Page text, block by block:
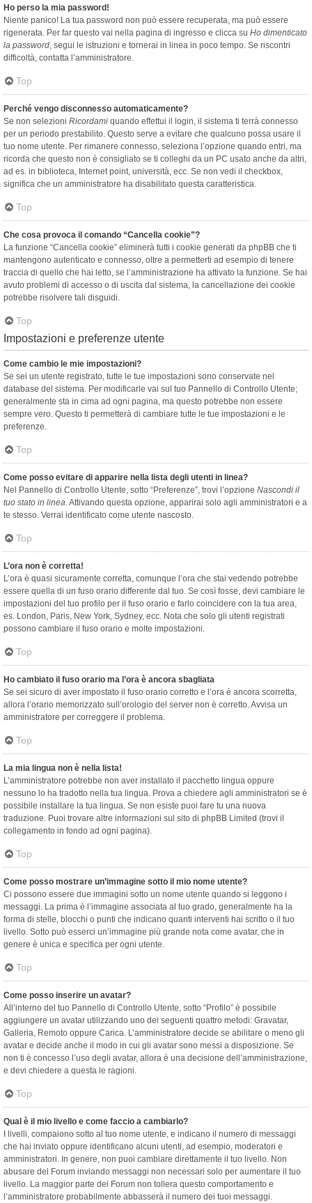
Ho perso la mia password!
Niente panico! La tua password non può essere recuperata, ma può essere
rigenerata. Per far questo vai nella pagina di ingresso e clicca su Ho dimenticato
la password, segui le istruzioni e tornerai in linea in poco tempo. Se riscontri
difficoltà, contatta l’amministratore.
Top
Perché vengo disconnesso automaticamente?
Se non selezioni Ricordami quando effettui il login, il sistema ti terrà connesso
per un periodo prestabilito. Questo serve a evitare che qualcuno possa usare il
tuo nome utente. Per rimanere connesso, seleziona l’opzione quando entri, ma
ricorda che questo non è consigliato se ti colleghi da un PC usato anche da altri,
ad es. in biblioteca, Internet point, università, ecc. Se non vedi il checkbox,
significa che un amministratore ha disabilitato questa caratteristica.
Top
Che cosa provoca il comando “Cancella cookie”?
La funzione “Cancella cookie” eliminerà tutti i cookie generati da phpBB che ti
mantengono autenticato e connesso, oltre a permetterti ad esempio di tenere
traccia di quello che hai letto, se l’amministrazione ha attivato la funzione. Se hai
avuto problemi di accesso o di uscita dal sistema, la cancellazione dei cookie
potrebbe risolvere tali disguidi.
Top
Impostazioni e preferenze utente
Come cambio le mie impostazioni?
Se sei un utente registrato, tutte le tue impostazioni sono conservate nel
database del sistema. Per modificarle vai sul tuo Pannello di Controllo Utente;
generalmente sta in cima ad ogni pagina, ma questo potrebbe non essere
sempre vero. Questo ti permetterà di cambiare tutte le tue impostazioni e le
preferenze.
Top
Come posso evitare di apparire nella lista degli utenti in linea?
Nel Pannello di Controllo Utente, sotto “Preferenze”, trovi l’opzione Nascondi il
tuo stato in linea. Attivando questa opzione, apparirai solo agli amministratori e a
te stesso. Verrai identificato come utente nascosto.
Top
L’ora non è corretta!
L’ora è quasi sicuramente corretta, comunque l’ora che stai vedendo potrebbe
essere quella di un fuso orario differente dal tuo. Se così fosse, devi cambiare le
impostazioni del tuo profilo per il fuso orario e farlo coincidere con la tua area,
es. London, Paris, New York, Sydney, ecc. Nota che solo gli utenti registrati
possono cambiare il fuso orario e molte impostazioni.
Top
Ho cambiato il fuso orario ma l’ora è ancora sbagliata
Se sei sicuro di aver impostato il fuso orario corretto e l’ora è ancora scorretta,
allora l’orario memorizzato sull’orologio del server non è corretto. Avvisa un
amministratore per correggere il problema.
Top
La mia lingua non è nella lista!
L’amministratore potrebbe non aver installato il pacchetto lingua oppure
nessuno lo ha tradotto nella tua lingua. Prova a chiedere agli amministratori se è
possibile installare la tua lingua. Se non esiste puoi fare tu una nuova
traduzione. Puoi trovare altre informazioni sul sito di phpBB Limited (trovi il
collegamento in fondo ad ogni pagina).
Top
Come posso mostrare un’immagine sotto il mio nome utente?
Ci possono essere due immagini sotto un nome utente quando si leggono i
messaggi. La prima è l’immagine associata al tuo grado, generalmente ha la
forma di stelle, blocchi o punti che indicano quanti interventi hai scritto o il tuo
livello. Sotto può esserci un’immagine più grande nota come avatar, che in
genere è unica e specifica per ogni utente.
Top
Come posso inserire un avatar?
All’interno del tuo Pannello di Controllo Utente, sotto “Profilo” è possibile
aggiungere un avatar utilizzando uno dei seguenti quattro metodi: Gravatar,
Galleria, Remoto oppure Carica. L’amministratore decide se abilitare o meno gli
avatar e decide anche il modo in cui gli avatar sono messi a disposizione. Se
non ti è concesso l’uso degli avatar, allora è una decisione dell’amministrazione,
e devi chiedere a questa le ragioni.
Top
Qual è il mio livello e come faccio a cambiarlo?
I livelli, compaiono sotto al tuo nome utente, e indicano il numero di messaggi
che hai inviato oppure identificano alcuni utenti, ad esempio, moderatori e
amministratori. In genere, non puoi cambiare direttamente il tuo livello. Non
abusare del Forum inviando messaggi non necessari solo per aumentare il tuo
livello. La maggior parte dei Forum non tollera questo comportamento e
l’amministratore probabilmente abbasserà il numero dei tuoi messaggi.